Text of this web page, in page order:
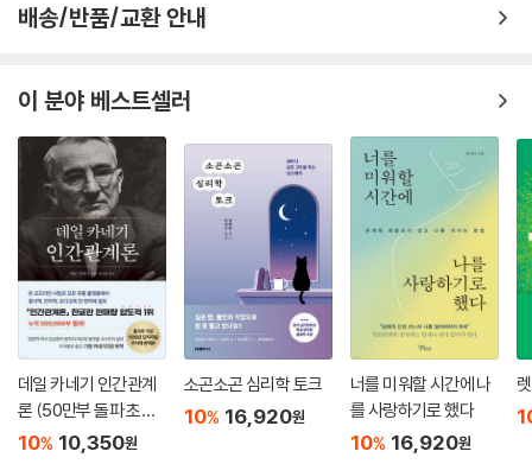
람은 감정을 느끼지 않는 사람이라고 여기는 성향이 있다. 그러다 보니 아
로 터져 나오기 마련이다. --- p.97
웬만해선 타고난 성격은 변하지 않는다. 벼락같은 깨달음이 있거나 인생의
온갖 풍파를 겪은 다음이면 몰라도 평범한 일상을 살아가는 보통 사람에게
성격의 변화를 기대하기는 쉽지 않다. 다만 내가 가진 성격 안에서 장점은
키우고 단점은 보완하고자 노력하면서 살아갈 수 있다면 그것만으로도 충
분하다. 그런 다음에는 단호하게 자신의 길을 가는 것이다.--- p.108
인간관계는 대체로 누구에게나 어렵다. 생각을 해보라. 제2외국어 배우는
것도 처음에 얼마간 열심히 할 때는 되는 것 같지만 바빠서, 피곤해서 며칠
건너뛰면 다시 제자리로 돌아간다. 하물며 나의 세상과 다른 사람의 우주
가 만나는 인간관계가 쉬울 리 없다. 오죽하면 우주비행사 버즈 올드린이
‘인간에게 남은 마지막 미개척분야가 인간관계’라고 했을까. 어떤 의미에
★ 30만 부 기념, 2017년 새롭게 보강된 개정증보판!
② ‘인간관계에도 좌표가 필요하다_인간관계 심리유형 8가지’
★ SERICEO 100회 명강의, 오피니언 리더들이 먼저 읽고 추천한 책!
★ 주요 대기업과 조직, 방송에서 열광한 화제의 책!
세상에 상처받았다고 심각할 필요 없다!
상처받지 않고 사람을 움직이는 관계의 심리학
많은 사람이 인간관계에서 거부당하고 상처받는 것을 두려워한다. 과연 마
음을 열어 보여도 되는 걸까, 내가 다가간 만큼 상대방이 내 진심을 알아줄
까, 이러다가 나만 상처받는 것은 아닐까, 내 마음 같은 사람이 있을 리 없
잖아 등의 생각이 ‘나’를 두렵게 만드는 것이다. 그와 같은 두려움은 개인의
인간관계는 물론이고 회사에서 조직에서 소통의 부재를 가져온다.
배송/반품/교환 안내
이 분야 베스트셀러
데일 카네기 인간관계
론 (50만부 돌파 초판
무삭제 완역본)
10% 10,350원
소곤소곤 심리학 토크
10% 16,920원
너를 미워할 시간에 나
를 사랑하기로 했다
10% 16,920원